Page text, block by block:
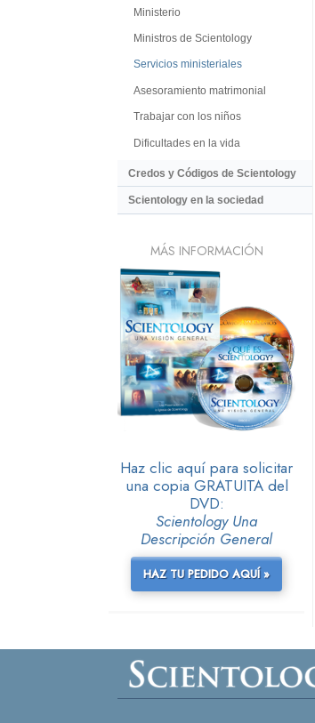
Ministerio
Ministros de Scientology
Servicios ministeriales
Asesoramiento matrimonial
Trabajar con los niños
Dificultades en la vida
Credos y Códigos de Scientology
Scientology en la sociedad
MÁS INFORMACIÓN
Haz clic aquí para solicitar
una copia GRATUITA del
DVD:
Scientology Una
Descripción General
HAZ TU PEDIDO AQUÍ »